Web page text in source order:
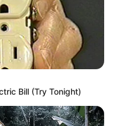
Bill (Try Tonight)